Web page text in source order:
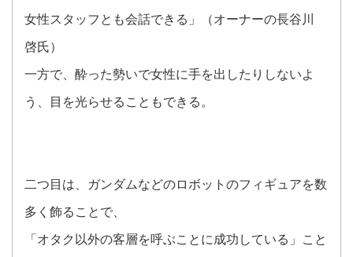
女性スタッフとも会話できる」（オーナーの長谷川
啓氏）
一方で、酔った勢いで女性に手を出したりしないよ
う、目を光らせることもできる。
二つ目は、ガンダムなどのロボットのフィギュアを数
多く飾ることで、
「オタク以外の客層を呼ぶことに成功している」こと